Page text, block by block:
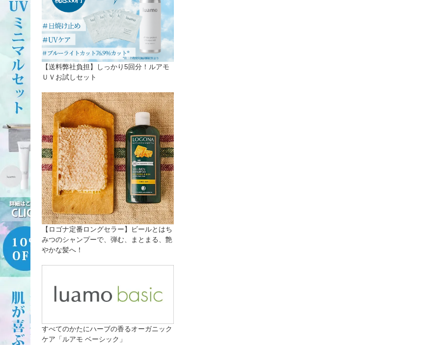
【送料弊社負担】しっかり5回分！ルアモ
ＵＶお試しセット
【ロゴナ定番ロングセラー】ビールとはち
みつのシャンプーで、弾む、まとまる、艶
やかな髪へ！
すべてのかたにハーブの香るオーガニック
ケア「ルアモ ベーシック」